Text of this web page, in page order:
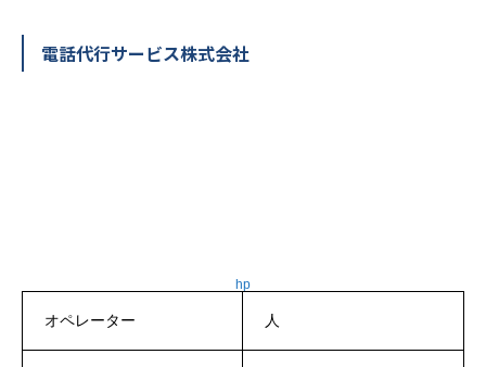
電話代行サービス株式会社
hp
オペレーター 人